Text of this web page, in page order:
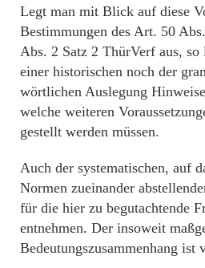
Legt man mit Blick auf diese
Bestimmungen des Art. 50
Abs. 2 Satz 2 ThürVerf aus, so
einer historischen noch der
wörtlichen Auslegung
welche weiteren
gestellt werden müssen.
Auch der systematischen, auf
Normen zueinander
für die hier zu begutachtende
entnehmen. Der insoweit
Bedeutungszusammenhang ist